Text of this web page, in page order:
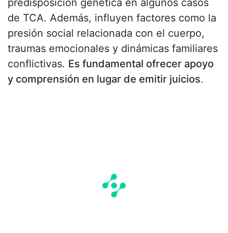
de TCA. Además, influyen factores como la
presión social relacionada con el cuerpo,
traumas emocionales y dinámicas familiares
conflictivas. Es fundamental ofrecer apoyo
y comprensión en lugar de emitir juicios.